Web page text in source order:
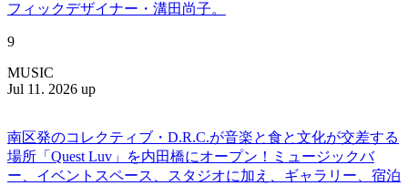
フィックデザイナー・溝田尚子。
9
MUSIC
Jul 11. 2026 up
南区発のコレクティブ・D.R.C.が⾳楽と⾷と⽂化が交差する
場所「Quest Luv」を内田橋にオープン！ミュージックバ
ー、イベントスペース、スタジオに加え、ギャラリー、宿泊